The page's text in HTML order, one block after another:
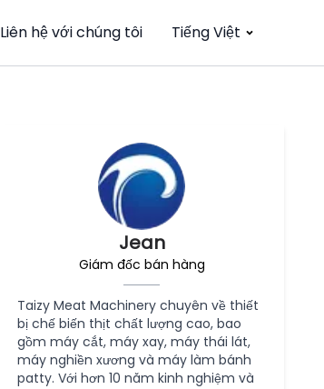
Liên hệ với chúng tôi Tiếng Việt
Jean
Giám đốc bán hàng
Taizy Meat Machinery chuyên về thiết
bị chế biến thịt chất lượng cao, bao
gồm máy cắt, máy xay, máy thái lát,
máy nghiền xương và máy làm bánh
patty. Với hơn 10 năm kinh nghiệm và